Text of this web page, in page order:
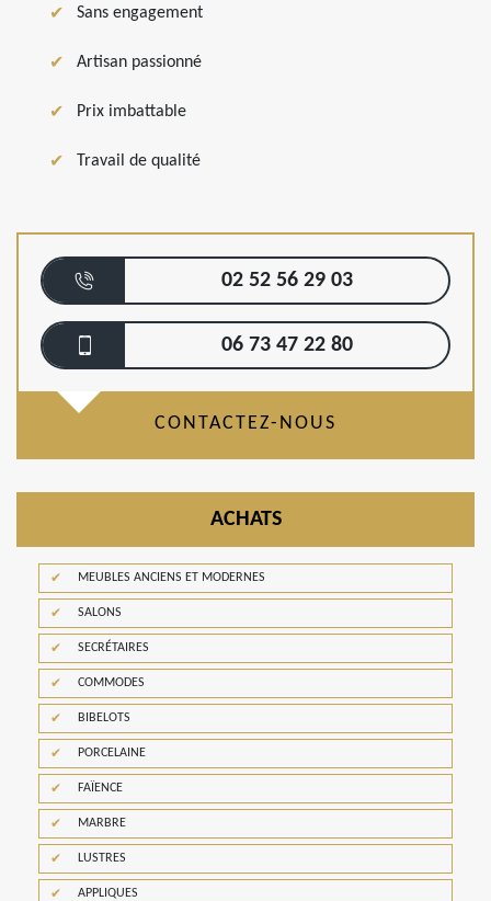
Sans engagement
Artisan passionné
Prix imbattable
Travail de qualité
02 52 56 29 03
06 73 47 22 80
CONTACTEZ-NOUS
ACHATS
MEUBLES ANCIENS ET MODERNES
SALONS
SECRÉTAIRES
COMMODES
BIBELOTS
PORCELAINE
FAÏENCE
MARBRE
LUSTRES
APPLIQUES